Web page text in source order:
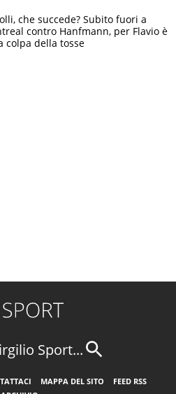
che succede? Subito fuori a
contro Hanfmann, per Flavio è
colpa della tosse
Sport...
MAPPA DEL SITO
FEED RSS